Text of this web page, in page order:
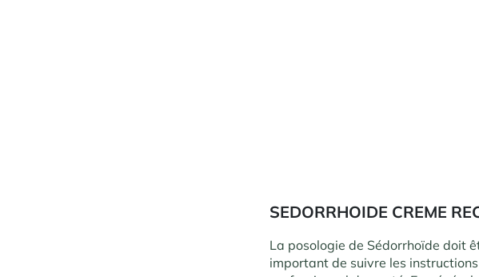
SEDORRHOIDE CREME
La posologie de Sédorrhoïde doit
important de suivre les